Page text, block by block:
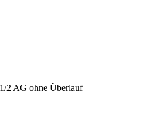
2 AG ohne Überlauf